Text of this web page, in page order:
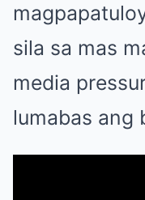
sila sa mas
media
lumabas ang